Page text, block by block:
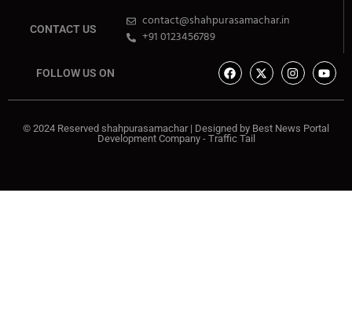
CONTACT US
contact@shahpurasamachar.in
+91 0123456789
FOLLOW US ON
© 2024 Reserved shahpurasamachar | Designed by Best News Portal
Development Company- Traffic Tail